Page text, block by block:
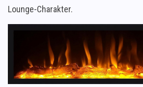
Lounge-Charakter.